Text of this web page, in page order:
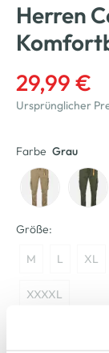
Herren
29,99 €
Ursprünglicher
Farbe Grau
Größe:
M L XL
XXXXL